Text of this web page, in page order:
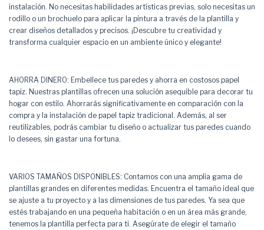
instalación. No necesitas habilidades artísticas previas, solo necesitas un
rodillo o un brochuelo para aplicar la pintura a través de la plantilla y
crear diseños detallados y precisos. ¡Descubre tu creatividad y
transforma cualquier espacio en un ambiente único y elegante!
AHORRA DINERO: Embellece tus paredes y ahorra en costosos papel
tapiz. Nuestras plantillas ofrecen una solución asequible para decorar tu
hogar con estilo. Ahorrarás significativamente en comparación con la
compra y la instalación de papel tapiz tradicional. Además, al ser
reutilizables, podrás cambiar tu diseño o actualizar tus paredes cuando
lo desees, sin gastar una fortuna.
VARIOS TAMAÑOS DISPONIBLES: Contamos con una amplia gama de
plantillas grandes en diferentes medidas. Encuentra el tamaño ideal que
se ajuste a tu proyecto y a las dimensiones de tus paredes. Ya sea que
estés trabajando en una pequeña habitación o en un área más grande,
tenemos la plantilla perfecta para ti. Asegúrate de elegir el tamaño